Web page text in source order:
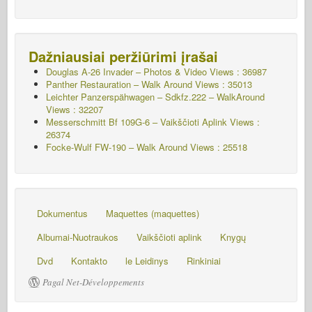
Dažniausiai peržiūrimi įrašai
Douglas A-26 Invader – Photos & Video Views : 36987
Panther Restauration – Walk Around Views : 35013
Leichter Panzerspähwagen – Sdkfz.222 – WalkAround
Views : 32207
Messerschmitt Bf 109G-6 – Vaikščioti Aplink Views :
26374
Focke-Wulf FW-190 – Walk Around Views : 25518
Dokumentus
Maquettes (maquettes)
Albumai-Nuotraukos
Vaikščioti aplink
Knygų
Dvd
Kontakto le Leidinys Rinkiniai
Pagal Net-Développements